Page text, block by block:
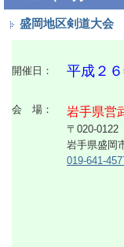
盛岡地区剣道大会
開催日： 平成２
会 場： 岩手県
〒020-0122
岩手県盛岡
019-641-